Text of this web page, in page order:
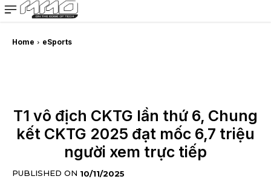
MMOSITE - Thông tin công nghệ
Bài viết nổi bật
Home eSports
T1 vô địch CKTG lần thứ 6, Chung
kết CKTG 2025 đạt mốc 6,7 triệu
người xem trực tiếp
PUBLISHED ON 10/11/2025